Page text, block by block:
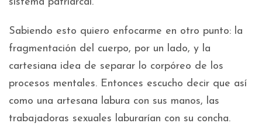
Sabiendo esto quiero enfocarme en otro punto: la
fragmentación del cuerpo, por un lado, y la
cartesiana idea de separar lo corpóreo de los
procesos mentales. Entonces escucho decir que así
como una artesana labura con sus manos, las
trabajadoras sexuales laburarían con su concha.